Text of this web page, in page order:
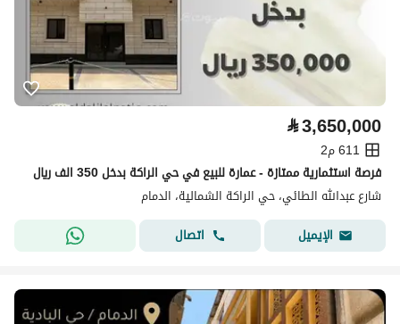
⃁3,650,000
611 م2
فرصة استثمارية ممتازة - عمارة للبيع في حي الراكة بدخل 350 الف ريال
شارع عبدالله الطائي، حي الراكة الشمالية، الدمام
الإيميل
اتصال